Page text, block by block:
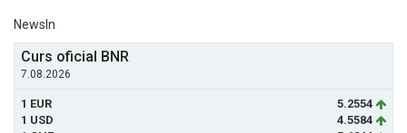
NewsIn
Curs oficial BNR
7.08.2026
1 EUR
5.2554
1 USD
4.5584